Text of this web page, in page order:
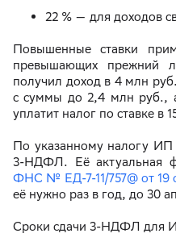
22 % — для доходов
Повышенные ставки
превышающих прежний
получил доход в 4 млн
с суммы до 2,4 млн руб.,
уплатит налог по ставке в
По указанному налогу
3-НДФЛ. Её актуальная
ФНС № ЕД-7-11/757@ от 19
её нужно раз в год, до 30
Сроки сдачи 3-НДФЛ для